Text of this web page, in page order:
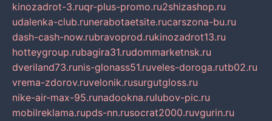
kinozadrot-3.ruqr-plus-promo.ru2shizashop.ru
udalenka-club.runerabotaetsite.rucarszona-bu.ru
dash-cash-now.rubravoprod.rukinozadrot13.ru
hotteygroup.rubagira31.rudommarketnsk.ru
dveriland73.runis-glonass51.ruveles-doroga.rutb02.ru
vrema-zdorov.ruvelonik.rusurgutgloss.ru
nike-air-max-95.runadookna.rulubov-pic.ru
mobilreklama.rupds-nn.rusocrat2000.ruvgurin.ru